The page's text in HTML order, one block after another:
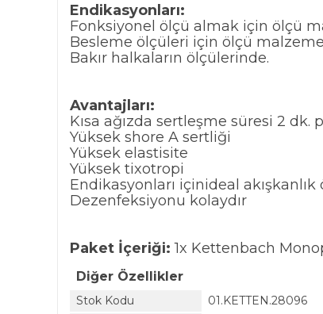
Endikasyonları:
Fonksiyonel ölçü almak için ölçü
Besleme ölçüleri için ölçü
Bakır halkaların ölçülerinde.
Avantajları:
Kısa ağızda sertleşme süresi 2 dk.
Yüksek shore A sertliği
Yüksek elastisite
Yüksek tixotropi
Endikasyonları içinideal akışkanlık
Dezenfeksiyonu kolaydır
Paket İçeriği: 1x Kettenbach
Diğer Özellikler
Stok Kodu
01.KETTEN.28096